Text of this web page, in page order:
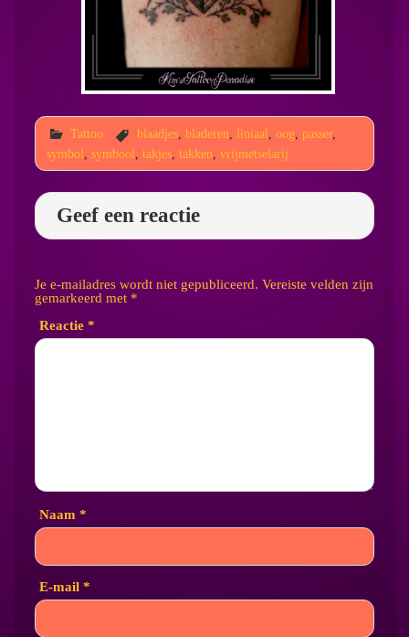
Tattoo blaadjes, bladeren liniaal oog passer,
symbol symbool takjes, takken vrijmetselarij
Geef een reactie
Je e-mailadres wordt niet gepubliceerd. Vereiste velden zijn
gemarkeerd met *
Reactie *
Naam *
E-mail *